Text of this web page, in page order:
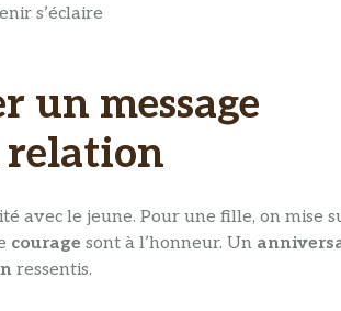
s’éclaire
un message
relation
avec le jeune. Pour une fille, on mise
courage sont à l’honneur. Un
ressentis.